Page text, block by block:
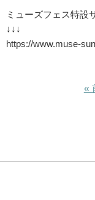
ミューズフェス特設
↓↓↓
https://www.muse-
«